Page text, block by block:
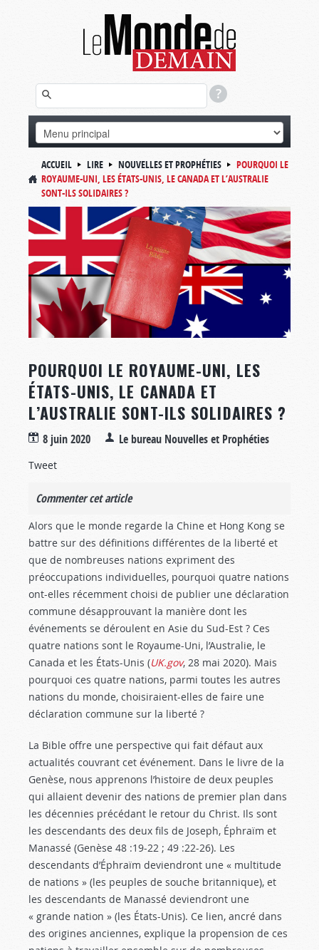
ACCUEIL LIRE NOUVELLES ET PROPHÉTIES
POURQUOI LE
ROYAUME-UNI, LES ÉTATS-UNIS, LE CANADA ET L’AUSTRALIE
SONT-ILS SOLIDAIRES ?
POURQUOI LE ROYAUME-UNI, LES
ÉTATS-UNIS, LE CANADA ET
L’AUSTRALIE SONT-ILS SOLIDAIRES ?
8 juin 2020 Le bureau Nouvelles et Prophéties
Tweet
Commenter cet article
Alors que le monde regarde la Chine et Hong Kong se
battre sur des définitions différentes de la liberté et
que de nombreuses nations expriment des
préoccupations individuelles, pourquoi quatre nations
ont-elles récemment choisi de publier une déclaration
commune désapprouvant la manière dont les
événements se déroulent en Asie du Sud-Est ? Ces
quatre nations sont le Royaume-Uni, l’Australie, le
Canada et les États-Unis (UK.gov, 28 mai 2020). Mais
pourquoi ces quatre nations, parmi toutes les autres
nations du monde, choisiraient-elles de faire une
déclaration commune sur la liberté ?
La Bible offre une perspective qui fait défaut aux
actualités couvrant cet événement. Dans le livre de la
Genèse, nous apprenons l’histoire de deux peuples
qui allaient devenir des nations de premier plan dans
les décennies précédant le retour du Christ. Ils sont
les descendants des deux fils de Joseph, Éphraïm et
Manassé (Genèse 48 :19-22 ; 49 :22-26). Les
descendants d’Éphraïm deviendront une « multitude
de nations » (les peuples de souche britannique), et
les descendants de Manassé deviendront une
« grande nation » (les États-Unis). Ce lien, ancré dans
des origines anciennes, explique la propension de ces